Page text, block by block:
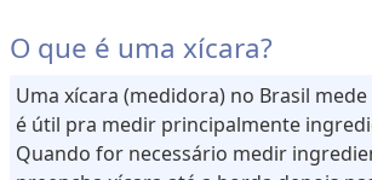
O que é uma xícara?
Uma xícara (medidora) no Brasil mede
é útil pra medir principalmente
Quando for necessário medir